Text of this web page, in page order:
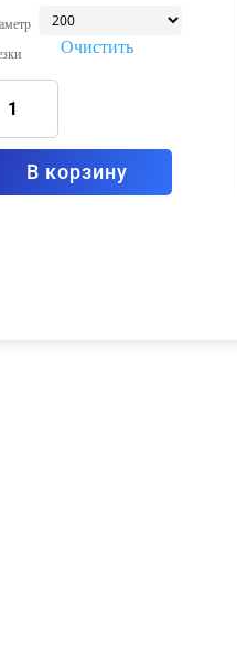
Очистить
В корзину